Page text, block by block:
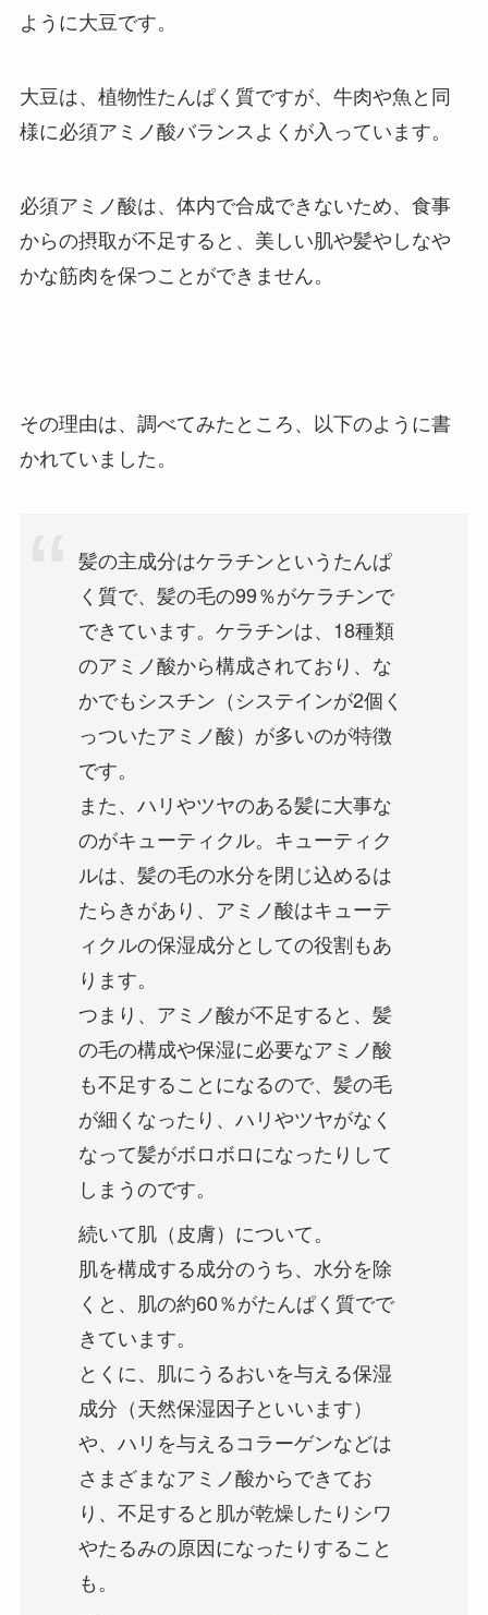
ように大豆です。
大豆は、植物性たんぱく質ですが、牛肉や魚と同
様に必須アミノ酸バランスよくが入っています。
必須アミノ酸は、体内で合成できないため、食事
からの摂取が不足すると、美しい肌や髪やしなや
かな筋肉を保つことができません。
その理由は、調べてみたところ、以下のように書
かれていました。
髪の主成分はケラチンというたんぱ
く質で、髪の毛の99％がケラチンで
できています。ケラチンは、18種類
のアミノ酸から構成されており、な
かでもシスチン（システインが2個く
っついたアミノ酸）が多いのが特徴
です。
また、ハリやツヤのある髪に大事な
のがキューティクル。キューティク
ルは、髪の毛の水分を閉じ込めるは
たらきがあり、アミノ酸はキューテ
ィクルの保湿成分としての役割もあ
ります。
つまり、アミノ酸が不足すると、髪
の毛の構成や保湿に必要なアミノ酸
も不足することになるので、髪の毛
が細くなったり、ハリやツヤがなく
なって髪がボロボロになったりして
しまうのです。
続いて肌（皮膚）について。
肌を構成する成分のうち、水分を除
くと、肌の約60％がたんぱく質でで
きています。
とくに、肌にうるおいを与える保湿
成分（天然保湿因子といいます）
や、ハリを与えるコラーゲンなどは
さまざまなアミノ酸からできてお
り、不足すると肌が乾燥したりシワ
やたるみの原因になったりすること
も。